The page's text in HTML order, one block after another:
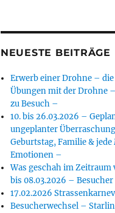
NEUESTE BEITRÄGE
Erwerb einer Drohne – die
Übungen mit der Drohne
zu Besuch –
10. bis 26.03.2026 –
ungeplanter
Geburtstag, Familie & jede
Emotionen –
Was geschah im Zeitraum
bis 08.03.2026 –
17.02.2026
Besucherwechsel –